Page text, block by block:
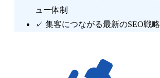
ュー体制
✓ 集客につながる最新のSEO戦略